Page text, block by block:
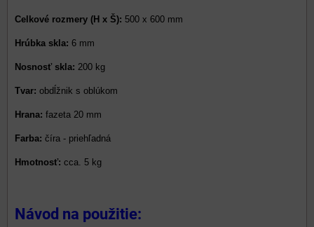
Celkové rozmery (H x Š): 500 x 600 mm
Hrúbka skla: 6 mm
Nosnosť skla: 200 kg
Tvar: obdĺžnik s oblúkom
Hrana: fazeta 20 mm
Farba: číra - priehľadná
Hmotnosť: cca. 5 kg
Návod na použitie: